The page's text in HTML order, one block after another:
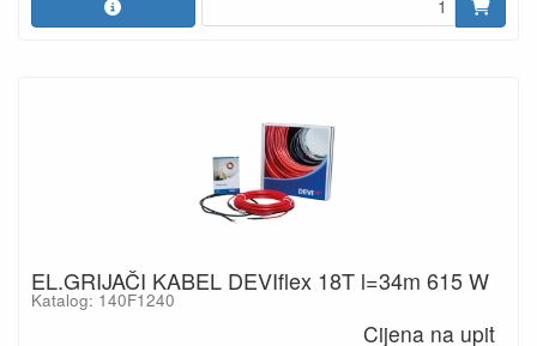
EL.GRIJAČI KABEL DEVIflex 18T l=34m 615 W
Katalog: 140F1240
Cijena na upit